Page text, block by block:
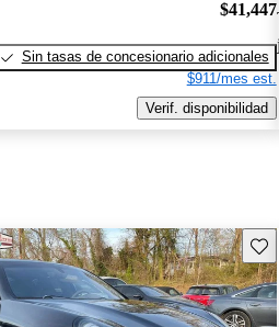
$41,447
Sin tasas de concesionario adicionales
$911/mes est.
Verif. disponibilidad